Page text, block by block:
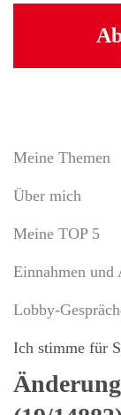
Meine Themen
Über mich
Meine TOP 5
Einnahmen und
Lobby-
Ich stimme für